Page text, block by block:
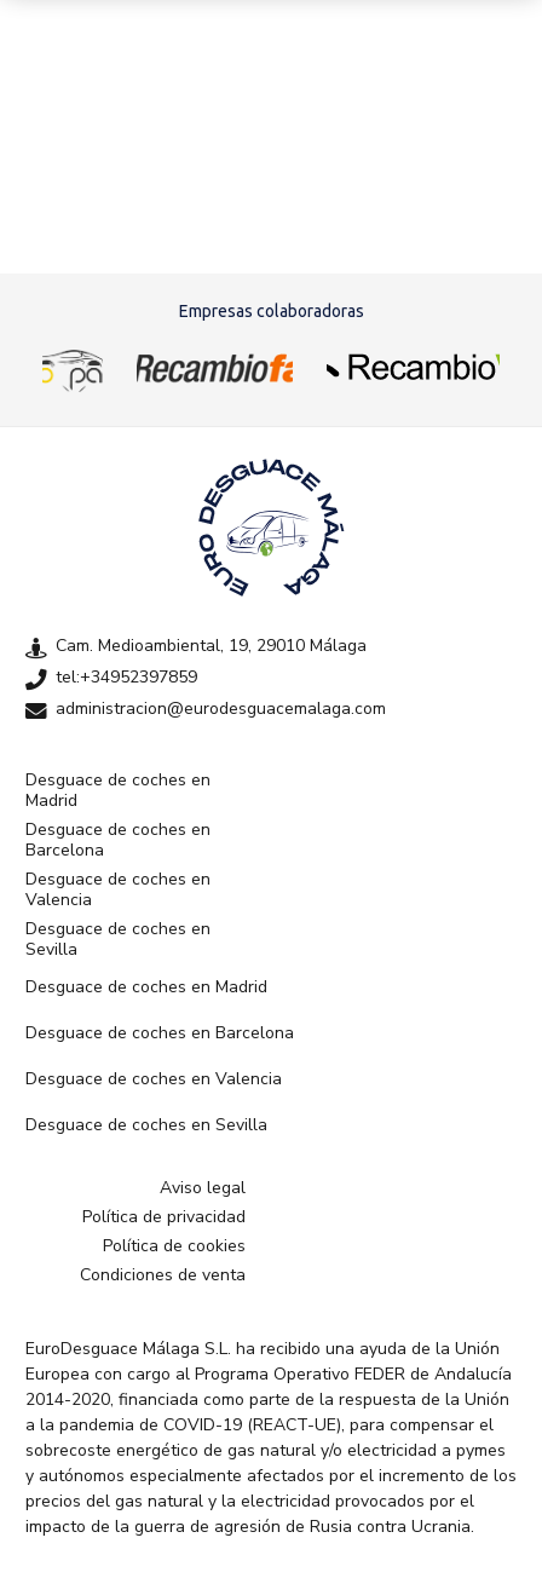
Empresas colaboradoras
Cam. Medioambiental, 19, 29010 Málaga
tel:+34952397859
administracion@eurodesguacemalaga.com
Desguace de coches en
Madrid
Desguace de coches en
Barcelona
Desguace de coches en
Valencia
Desguace de coches en
Sevilla
Desguace de coches en Madrid
Desguace de coches en Barcelona
Desguace de coches en Valencia
Desguace de coches en Sevilla
Aviso legal
Política de privacidad
Política de cookies
Condiciones de venta
EuroDesguace Málaga S.L. ha recibido una ayuda de la Unión
Europea con cargo al Programa Operativo FEDER de Andalucía
2014-2020, financiada como parte de la respuesta de la Unión
a la pandemia de COVID-19 (REACT-UE), para compensar el
sobrecoste energético de gas natural y/o electricidad a pymes
y autónomos especialmente afectados por el incremento de los
precios del gas natural y la electricidad provocados por el
impacto de la guerra de agresión de Rusia contra Ucrania.